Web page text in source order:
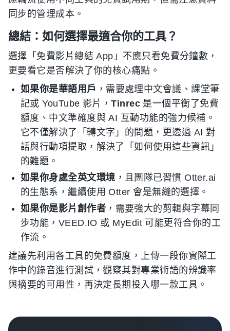
同步的管理成本。
總結：如何選擇最適合你的工具？
選擇「免費影片總結 App」不應只看免費分鐘數，
更要看它是否解決了你的核心痛點。
如果你是華語用戶 ，需要處理中文會議、課堂筆
記或 YouTube 影片，Tinrec 是一個平衡了免費
額度、中文準確度與 AI 互動功能的強力候補。
它不僅解決了「轉文字」的問題，更透過 AI 對
話與行動項提取，解決了「如何使用這些資訊」
的難題。
如果你身處全英文環境 ，且團隊已習慣 Otter.ai
的生態系，繼續使用 Otter 會是無縫的選擇。
如果你是影片創作者 ，需要強大的剪輯與字幕同
步功能，VEED.IO 或 MyEdit 可能更符合你的工
作流。
建議先利用各工具的免費額度，上傳一段你實際工
作中的錄音進行測試，觀察其對專業術語的辨識率
與摘要的可用性，再決定長期投入哪一款工具。